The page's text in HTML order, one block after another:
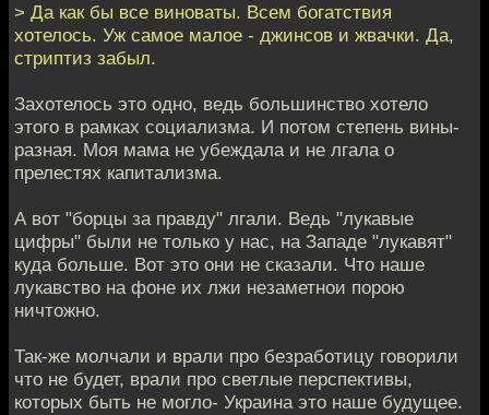
> Да как бы все виноваты. Всем богатствия
хотелось. Уж самое малое - джинсов и жвачки. Да,
стриптиз забыл.
Захотелось это одно, ведь большинство хотело
этого в рамках социализма. И потом степень вины-
разная. Моя мама не убеждала и не лгала о
прелестях капитализма.
А вот "борцы за правду" лгали. Ведь "лукавые
цифры" были не только у нас, на Западе "лукавят"
куда больше. Вот это они не сказали. Что наше
лукавство на фоне их лжи незаметнои порою
ничтожно.
Так-же молчали и врали про безработицу говорили
что не будет, врали про светлые перспективы,
которых быть не могло- Украина это наше будущее.